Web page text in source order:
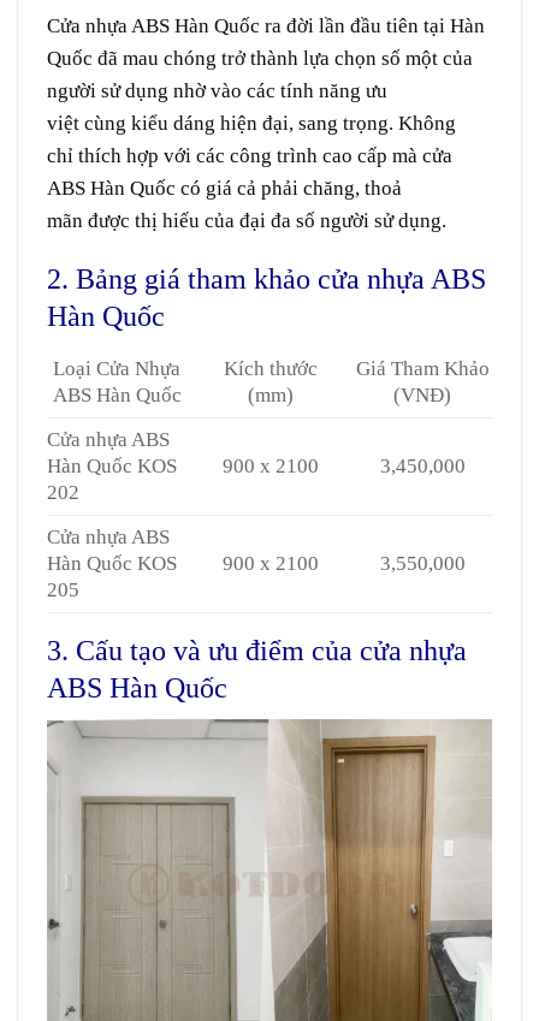
Cửa nhựa ABS Hàn Quốc ra đời lần đầu tiên tại Hàn
Quốc đã mau chóng trở thành lựa chọn số một của
người sử dụng nhờ vào các tính năng ưu
việt cùng kiểu dáng hiện đại, sang trọng. Không
chỉ thích hợp với các công trình cao cấp mà cửa
ABS Hàn Quốc có giá cả phải chăng, thoả
mãn được thị hiếu của đại đa số người sử dụng.
2. Bảng giá tham khảo cửa nhựa ABS
Hàn Quốc
Loại Cửa Nhựa
ABS Hàn Quốc
Kích thước
(mm)
Giá Tham Khảo
(VNĐ)
Cửa nhựa ABS
Hàn Quốc KOS
202
900 x 2100 3,450,000
Cửa nhựa ABS
Hàn Quốc KOS
205
900 x 2100 3,550,000
3. Cấu tạo và ưu điểm của cửa nhựa
ABS Hàn Quốc